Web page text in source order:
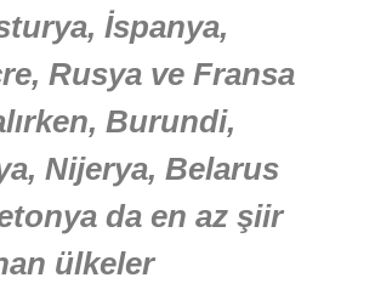
İspanya,
Rusya ve Fransa
Burundi,
Nijerya, Belarus
da en az şiir
ülkeler